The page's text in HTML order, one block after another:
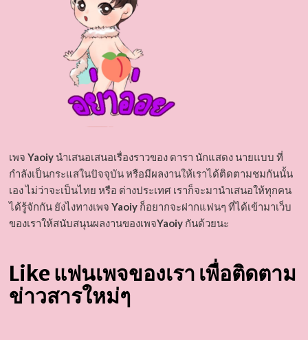
เพจ Yaoiyนำเสนอเสนอเรื่องราวของ ดารา นักแสดง นายแบบ ที่
กำลังเป็นกระแสในปัจจุบัน หรือมีผลงานให้เราได้ติดตามชมกันนั้น
เอง ไม่ว่าจะเป็นไทย หรือ ต่างประเทศ เราก็จะมานำเสนอให้ทุกคน
ได้รู้จักกัน ยังไงทางเพจ Yaoiyก็อยากจะฝากแฟนๆ ที่ได้เข้ามาเว็บ
ของเราให้สนับสนุนผลงานของเพจYaoiyกันด้วยนะ
Like แฟนเพจของเรา เพื่อติดตาม
ข่าวสารใหม่ๆ